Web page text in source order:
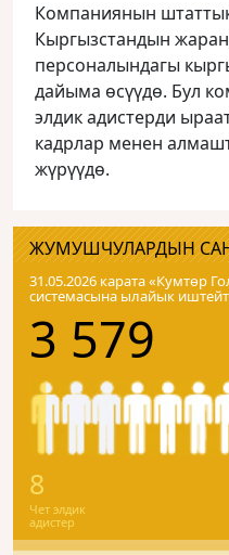
Компаниянын
Кыргызстандын
персоналындагы
дайыма өсүүдө. Бул
элдик адистерди
кадрлар менен
жүрүүдө.
ЖУМУШЧУЛАРДЫН
31.05.2026 карата «Кумтɵр
системасына ылайык иштейт
3 579
8
Чет элдик
адистер